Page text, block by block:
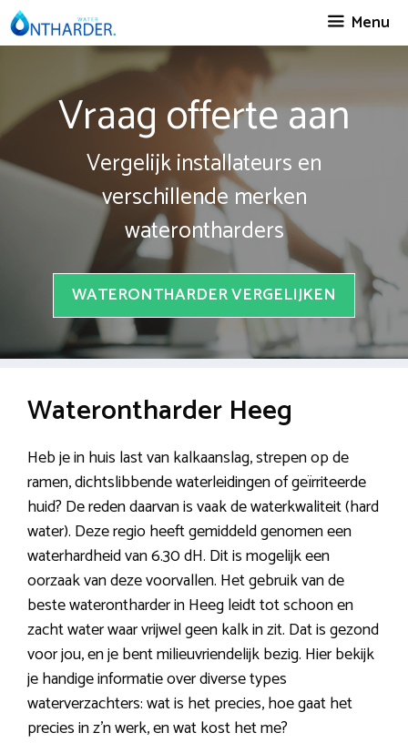
Spring
naar
Menu
Vraag offerte aan
Vergelijk installateurs en
verschillende merken
waterontharders
WATERONTHARDER VERGELIJKEN
Waterontharder Heeg
Heb je in huis last van kalkaanslag, strepen op de
ramen, dichtslibbende waterleidingen of geïrriteerde
huid? De reden daarvan is vaak de waterkwaliteit (hard
water). Deze regio heeft gemiddeld genomen een
waterhardheid van 6.30 dH. Dit is mogelijk een
oorzaak van deze voorvallen. Het gebruik van de
beste waterontharder in Heeg leidt tot schoon en
zacht water waar vrijwel geen kalk in zit. Dat is gezond
voor jou, en je bent milieuvriendelijk bezig. Hier bekijk
je handige informatie over diverse types
waterverzachters: wat is het precies, hoe gaat het
precies in z’n werk, en wat kost het me?